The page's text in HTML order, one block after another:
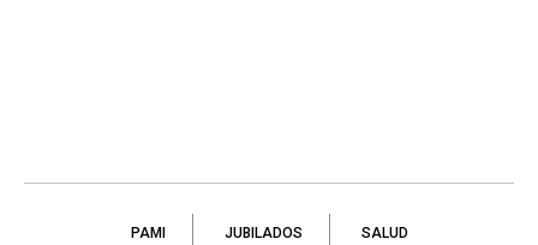
PAMI JUBILADOS SALUD